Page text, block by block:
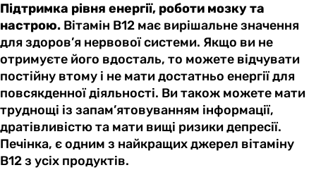
Підтримка рівня енергії, роботи мозку та
настрою. Вітамін B12 має вирішальне значення
для здоров’я нервової системи. Якщо ви не
отримуєте його вдосталь, то можете відчувати
постійну втому і не мати достатньо енергії для
повсякденної діяльності. Ви також можете мати
труднощі із запам’ятовуванням інформації,
дратівливістю та мати вищі ризики депресії.
Печінка, є одним з найкращих джерел вітаміну
В12 з усіх продуктів.